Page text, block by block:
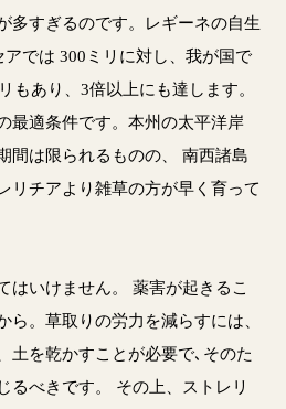
多すぎるのです。レギーネの自生
では 300ミリに対し、我が国で
もあり、3倍以上にも達します。
最適条件です。本州の太平洋岸
間は限られるものの、 南西諸島
リチアより雑草の方が早く育って
いけません。 薬害が起きるこ
ら。草取りの労力を減らすには、
土を乾かすことが必要で､そのた
るべきです。 その上、ストレリ